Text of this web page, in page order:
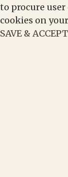
to procure
cookies on
SAVE & ACCEPT